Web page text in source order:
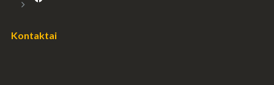
Kontaktai